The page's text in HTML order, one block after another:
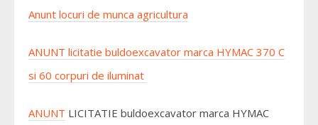
Anunt locuri de munca agricultura
ANUNT licitatie buldoexcavator marca HYMAC 370 C
si 60 corpuri de iluminat
ANUNT LICITATIE buldoexcavator marca HYMAC